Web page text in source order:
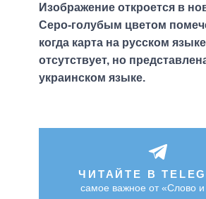
Изображение откроется в
Серо-голубым цветом
когда карта на русском языке
отсутствует, но
украинском языке.
ЧИТАЙТЕ В
самое важное от «Слово